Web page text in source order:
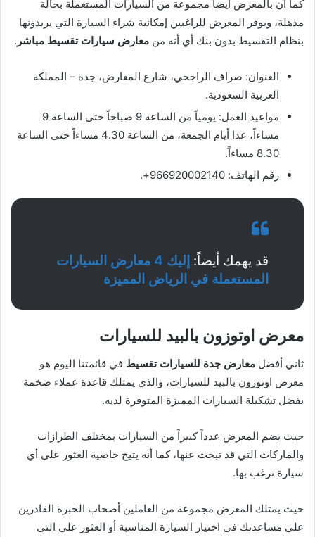
كما أن بالمعرض أيضاً مجموعة من السيارات المستعملة بحالة
مذهلة، ويوفر المعرض للراغبين إمكانية شراء السيارة التي يريدونها
بنظام التقسيط بدون بنك أي أنه من معارض سيارات تقسيط مباشر .
العنوان: صراف الراجحي، شارع المعارض، جدة – المملكة
العربية السعودية.
مواعيد العمل: يومياً من الساعة 9 صباحاً حتى الساعة 9
مساءاً، عدا أيام الجمعة، من الساعة 4.30 مساءاً حتى الساعة
8.30 مساءاً.
رقم الهاتف: 966920002140+.
قد يهمك أيضاً:
إليك 4 معارض السيارات
المستعملة في الرياض المميزة
معرض اوتوزون بالبيد للسيارات
ثاني أفضل معارض جدة للسيارات تقسيط في قائمتنا اليوم هو
معرض اوتوزون بالبيد للسيارات، والذي يمتلك قاعدة عملاء ضخمة
بفضل تشكيلة السيارات المميزة المتوفرة لديه.
حيث يضم المعرض عدداً كبيراً من السيارات بمختلف الطرازات
والماركات التي قد تبحث عنها، كما أنه يتيح خاصية العثور على أي
سيارة ترغب بها.
حيث يمتلك المعرض مجموعة من العاملين أصحاب الخبرة القادرين
على مساعدتك في اختيار السيارة المناسبة أو العثور على التي